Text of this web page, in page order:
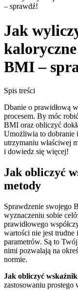
– sprawdź!
Jak
BMI –
Spis treści
Dbanie o prawidłową
procesem. By móc
BMI oraz obliczyć
Umożliwia to dobranie
utrzymaniu właściwej
i dowiedz się więcej!
Jak obliczyć
metody
Sprawdzenie swojego
wyznaczeniu sobie
prawidłowego
wartości nie jest
parametrów. Są to
nimi pozwalają na
normie.
Jak obliczyć
zastosowaniu